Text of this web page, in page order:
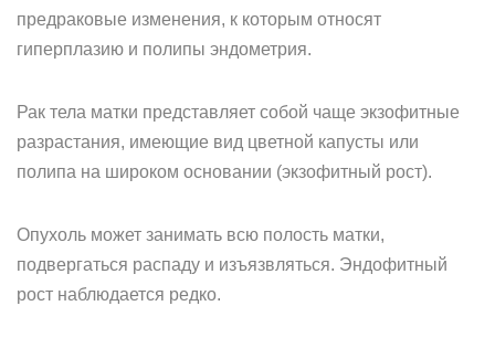
предраковые изменения, к которым относят
гиперплазию и полипы эндометрия.
Рак тела матки представляет собой чаще экзофитные
разрастания, имеющие вид цветной капусты или
полипа на широком основании (экзофитный рост).
Опухоль может занимать всю полость матки,
подвергаться распаду и изъязвляться. Эндофитный
рост наблюдается редко.